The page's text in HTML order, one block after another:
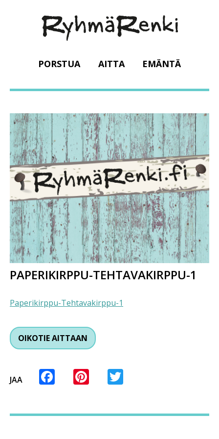
PORSTUA AITTA EMÄNTÄ
PAPERIKIRPPU-TEHTAVAKIRPPU-1
Paperikirppu-Tehtavakirppu-1
OIKOTIE AITTAAN
JAA Facebook
Pinterest